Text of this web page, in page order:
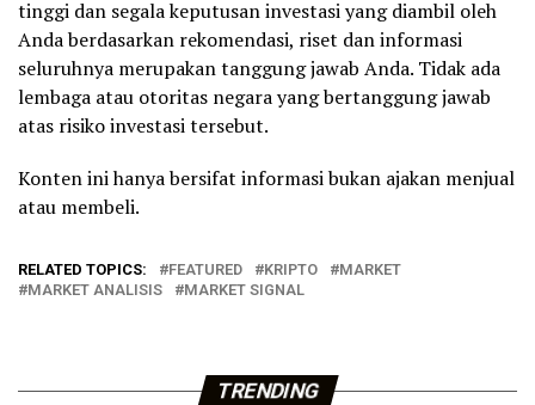
tinggi dan segala keputusan investasi yang diambil oleh
Anda berdasarkan rekomendasi, riset dan informasi
seluruhnya merupakan tanggung jawab Anda. Tidak ada
lembaga atau otoritas negara yang bertanggung jawab
atas risiko investasi tersebut.
Konten ini hanya bersifat informasi bukan ajakan menjual
atau membeli.
RELATED TOPICS: FEATURED KRIPTO
MARKET
MARKET ANALISIS
MARKET SIGNAL
TRENDING